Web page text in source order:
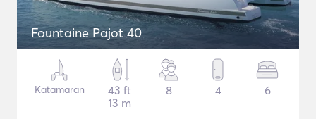
Fountaine Pajot 40
Katamaran
43 ft
13 m
8 4 6